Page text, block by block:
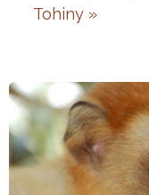
Tohiny »